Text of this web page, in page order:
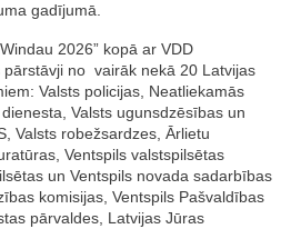
gadījumā.
2026” kopā ar VDD
no vairāk nekā 20 Latvijas
Valsts policijas, Neatliekamās
Valsts ugunsdzēsības un
Valsts robežsardzes, Ārlietu
Ventspils valstspilsētas
un Ventspils novada sadarbības
komisijas, Ventspils Pašvaldības
pārvaldes, Latvijas Jūras